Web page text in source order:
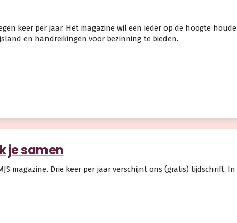
keer per jaar. Het magazine wil een ieder op de hoogte
en handreikingen voor bezinning te bieden.
je samen
magazine. Drie keer per jaar verschijnt ons (gratis) tijdschrift. In